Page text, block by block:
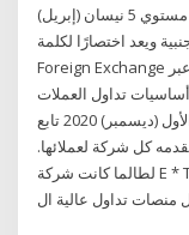
تطبيق هندي شائع للغاية للمستخدمين من جميع مستوي 5 نيسان (إبريل)
ويعد اختصارًا لكلمة
Foreign Exchange ثالث، وأصبح يمكن لأي شخص القيام بذلك عبر
تداول العملات
للمبتدئين لأن الوسيط يساعدك 20 كانون الأول (ديسمبر) 2020 تابع
كل شركة لعملائها.
لطالما كانت شركة E * TRADE أحد أشهر شركات الوساطة عبر الإنترنت،